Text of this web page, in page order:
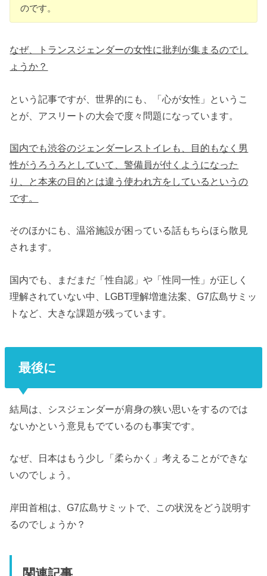
のです。
なぜ、トランスジェンダーの女性に批判が集まるのでし
ょうか？
という記事ですが、世界的にも、「心が女性」というこ
とが、アスリートの大会で度々問題になっています。
国内でも渋谷のジェンダーレストイレも、目的もなく男
性がうろうろとしていて、警備員が付くようになった
り、と本来の目的とは違う使われ方をしているというの
です。
そのほかにも、温浴施設が困っている話もちらほら散見
されます。
国内でも、まだまだ「性自認」や「性同一性」が正しく
理解されていない中、LGBT理解増進法案、G7広島サミッ
トなど、大きな課題が残っています。
最後に
結局は、シスジェンダーが肩身の狭い思いをするのでは
ないかという意見もでているのも事実です。
なぜ、日本はもう少し「柔らかく」考えることができな
いのでしょう。
岸田首相は、G7広島サミットで、この状況をどう説明す
るのでしょうか？